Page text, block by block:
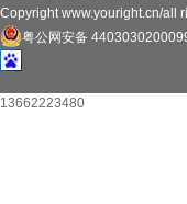
Copyright www.youright.cn/all
粤公网安备
13662223480